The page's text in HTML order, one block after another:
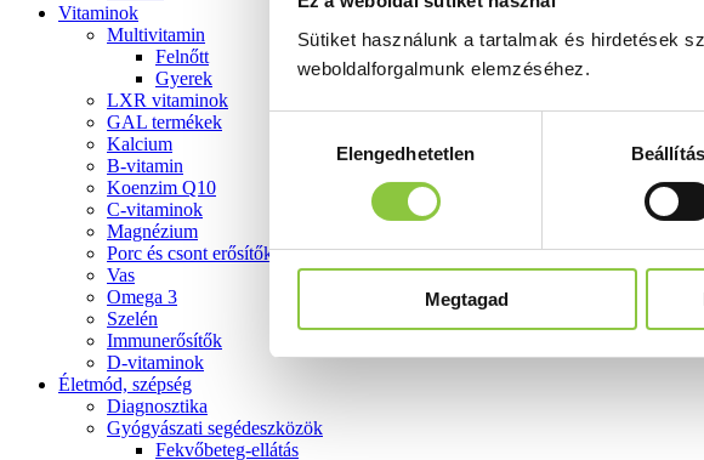
Sütiket használunk a tartalmak és hirdetések
weboldalforgalmunk elemzéséhez.
kiválasztásaElengedhetetlen
Megtagad
Vitaminok
Multivitamin
Felnőtt
Gyerek
LXR vitaminok
GAL termékek
Kalcium
B-vitamin
Koenzim Q10
C-vitaminok
Magnézium
Porc és csont erősítők
Vas
Omega 3
Szelén
Immunerősítők
D-vitaminok
Életmód, szépség
Diagnosztika
Gyógyászati segédeszközök
Fekvőbeteg-ellátás